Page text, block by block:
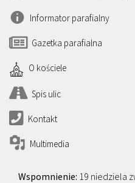
Informator parafialny
Gazetka parafialna
O kościele
Spis ulic
Kontakt
Multimedia
19 niedziela